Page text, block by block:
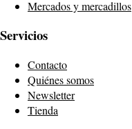
Mercados y mercadillos
Servicios
Contacto
Quiénes somos
Newsletter
Tienda